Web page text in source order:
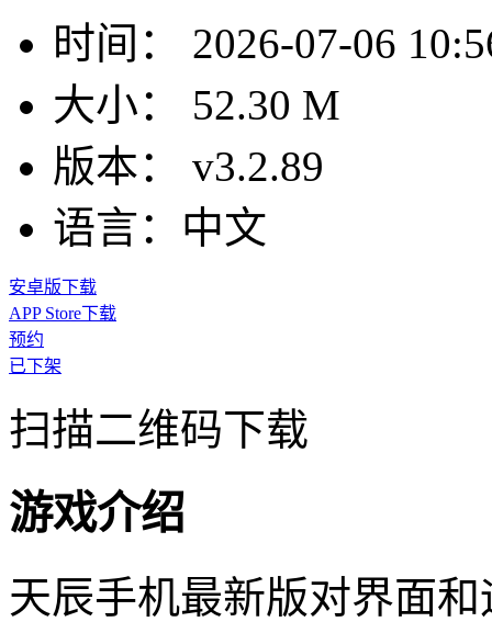
时间：
2026-07-06
大小：
52.30 M
版本：
v3.2.89
语言： 中文
安卓版下载
APP Store下载
预约
已下架
扫描二维码下载
游戏介绍
天辰手机最新版对界面